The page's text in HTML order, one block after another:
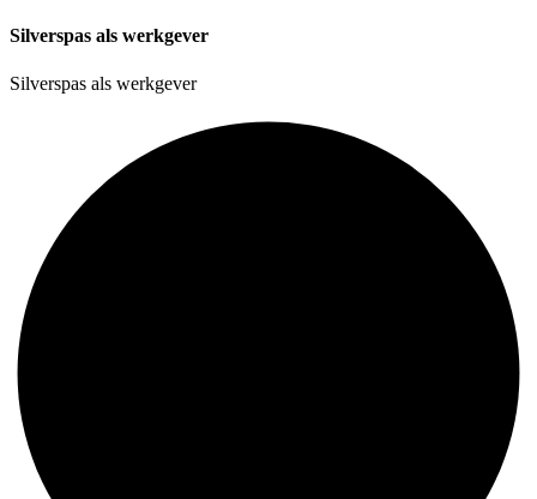
Silverspas als werkgever
Silverspas als werkgever